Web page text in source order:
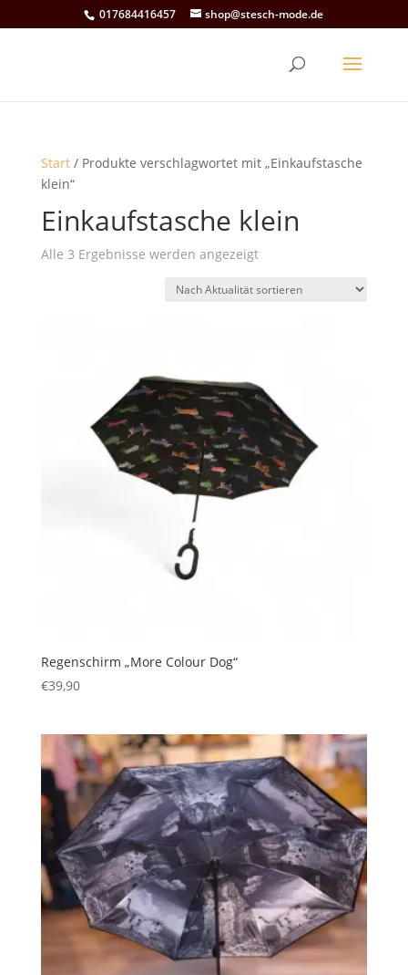
017684416457 shop@stesch-mode.de
Start/ Produkte verschlagwortet mit „Einkaufstasche
klein“
Einkaufstasche klein
Alle 3 Ergebnisse werden angezeigtNach
sortiert
Regenschirm „More Colour Dog“
€39,90